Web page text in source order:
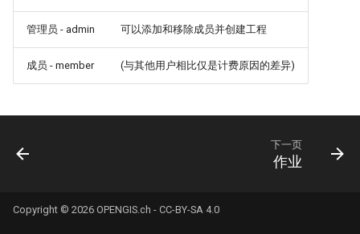
管理员 - admin 可以添加和移除成员并创建工程
成员 - member (与其他用户相比仅是计费原因的差异)
下一页
作业
Copyright © 2026 OPENGIS.ch - CC-BY-SA 4.0